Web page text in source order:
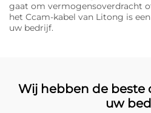
gaat om vermogensoverdracht
het Ccam-kabel van Litong is
uw bedrijf.
Wij hebben de beste
uw